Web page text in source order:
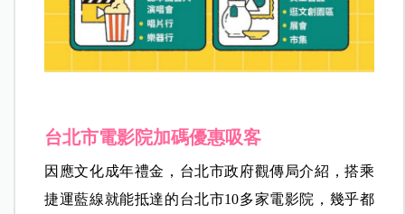
台北市電影院加碼優惠吸客
因應文化成年禮金，台北市政府觀傳局介紹，搭乘
捷運藍線就能抵達的台北市10多家電影院，幾乎都